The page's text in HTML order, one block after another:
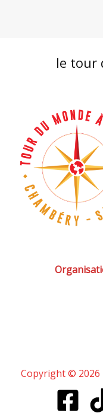
le tour
Copyright © 2026